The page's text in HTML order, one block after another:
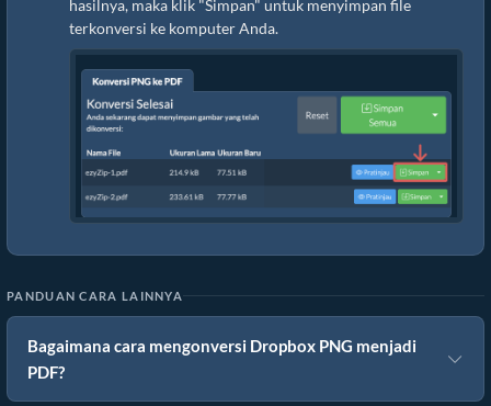
hasilnya, maka klik "Simpan" untuk menyimpan file
terkonversi ke komputer Anda.
PANDUAN CARA LAINNYA
Bagaimana cara mengonversi Dropbox PNG menjadi
PDF?